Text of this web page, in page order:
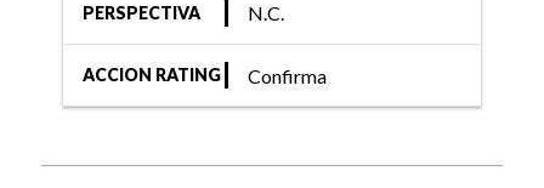
PERSPECTIVA N.C.
ACCION RATING Confirma